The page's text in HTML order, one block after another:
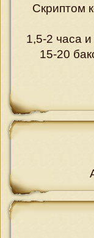
Скриптом
1,5-2 часа и
15-20